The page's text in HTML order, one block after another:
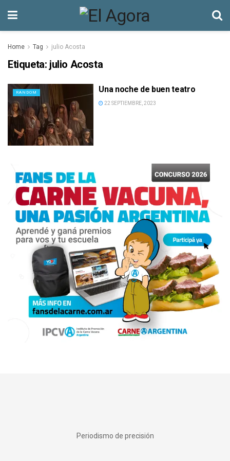
Home Tag julio Acosta
Etiqueta: julio Acosta
RANDOM Una noche de buen teatro
22 SEPTIEMBRE, 2023
Periodismo de precisión